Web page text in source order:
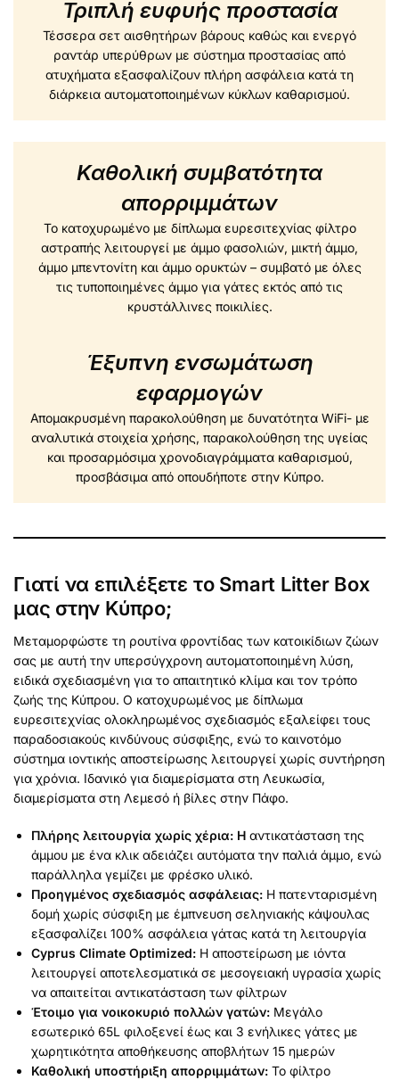
Τριπλή ευφυής προστασία
Τέσσερα σετ αισθητήρων βάρους καθώς και ενεργό
ραντάρ υπερύθρων με σύστημα προστασίας από
ατυχήματα εξασφαλίζουν πλήρη ασφάλεια κατά τη
διάρκεια αυτοματοποιημένων κύκλων καθαρισμού.
Καθολική συμβατότητα
απορριμμάτων
Το κατοχυρωμένο με δίπλωμα ευρεσιτεχνίας φίλτρο
αστραπής λειτουργεί με άμμο φασολιών, μικτή άμμο,
άμμο μπεντονίτη και άμμο ορυκτών – συμβατό με όλες
τις τυποποιημένες άμμο για γάτες εκτός από τις
κρυστάλλινες ποικιλίες.
Έξυπνη ενσωμάτωση
εφαρμογών
Απομακρυσμένη παρακολούθηση με δυνατότητα WiFi- με
αναλυτικά στοιχεία χρήσης, παρακολούθηση της υγείας
και προσαρμόσιμα χρονοδιαγράμματα καθαρισμού,
προσβάσιμα από οπουδήποτε στην Κύπρο.
Γιατί να επιλέξετε το Smart Litter Box
μας στην Κύπρο;
Μεταμορφώστε τη ρουτίνα φροντίδας των κατοικίδιων ζώων
σας με αυτή την υπερσύγχρονη αυτοματοποιημένη λύση,
ειδικά σχεδιασμένη για το απαιτητικό κλίμα και τον τρόπο
ζωής της Κύπρου. Ο κατοχυρωμένος με δίπλωμα
ευρεσιτεχνίας ολοκληρωμένος σχεδιασμός εξαλείφει τους
παραδοσιακούς κινδύνους σύσφιξης, ενώ το καινοτόμο
σύστημα ιοντικής αποστείρωσης λειτουργεί χωρίς συντήρηση
για χρόνια. Ιδανικό για διαμερίσματα στη Λευκωσία,
διαμερίσματα στη Λεμεσό ή βίλες στην Πάφο.
Πλήρης λειτουργία χωρίς χέρια: Η αντικατάσταση της
άμμου με ένα κλικ αδειάζει αυτόματα την παλιά άμμο, ενώ
παράλληλα γεμίζει με φρέσκο υλικό.
Προηγμένος σχεδιασμός ασφάλειας: Η πατενταρισμένη
δομή χωρίς σύσφιξη με έμπνευση σεληνιακής κάψουλας
εξασφαλίζει 100% ασφάλεια γάτας κατά τη λειτουργία
Cyprus Climate Optimized: Η αποστείρωση με ιόντα
λειτουργεί αποτελεσματικά σε μεσογειακή υγρασία χωρίς
να απαιτείται αντικατάσταση των φίλτρων
Έτοιμο για νοικοκυριό πολλών γατών: Μεγάλο
εσωτερικό 65L φιλοξενεί έως και 3 ενήλικες γάτες με
χωρητικότητα αποθήκευσης αποβλήτων 15 ημερών
Καθολική υποστήριξη απορριμμάτων: Το φίλτρο